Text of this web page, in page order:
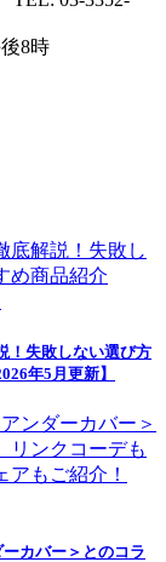
8時
！失敗しない選び方
年5月更新】
カバー＞とのコラ